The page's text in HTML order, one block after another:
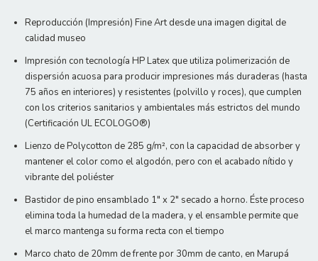
Reproducción (Impresión) Fine Art desde una imagen digital de
calidad museo
Impresión con tecnología HP Latex que utiliza polimerización de
dispersión acuosa para producir impresiones más duraderas (hasta
75 años en interiores) y resistentes (polvillo y roces), que cumplen
con los criterios sanitarios y ambientales más estrictos del mundo
(Certificación UL ECOLOGO®)
Lienzo de Polycotton de 285 g/m², con la capacidad de absorber y
mantener el color como el algodón, pero con el acabado nítido y
vibrante del poliéster
Bastidor de pino ensamblado 1" x 2" secado a horno. Éste proceso
elimina toda la humedad de la madera, y el ensamble permite que
el marco mantenga su forma recta con el tiempo
Marco chato de 20mm de frente por 30mm de canto, en Marupá